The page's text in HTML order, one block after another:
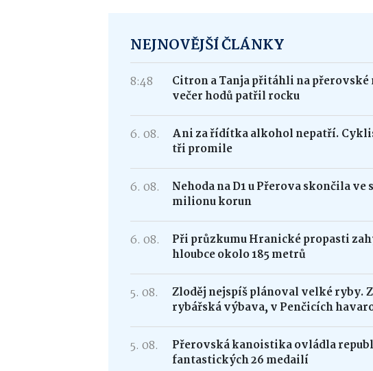
NEJNOVĚJŠÍ ČLÁNKY
8:48
Citron a Tanja přitáhli na
večer hodů patřil rocku
6. 08.
Ani za řídítka alkohol nepatří.
tři promile
6. 08.
Nehoda na D1 u Přerova skončila
milionu korun
6. 08.
Při průzkumu Hranické propasti
hloubce okolo 185 metrů
5. 08.
Zloděj nejspíš plánoval velké ryby.
rybářská výbava, v Penčicích
5. 08.
Přerovská kanoistika ovládla
fantastických 26 medailí